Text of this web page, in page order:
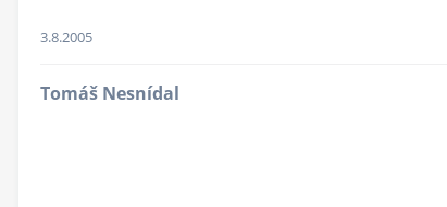
3.8.2005
Tomáš Nesnídal